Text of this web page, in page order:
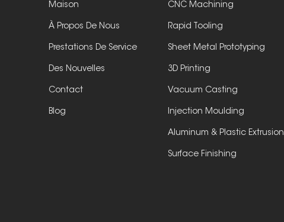
Maison
À Propos De Nous
Prestations De Service
Des Nouvelles
Contact
Blog
CNC Machining
Rapid Tooling
Sheet Metal Prototyping
3D Printing
Vacuum Casting
Injection Moulding
Aluminum & Plastic Extrusion
Surface Finishing